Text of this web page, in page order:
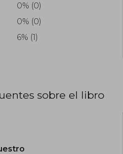
0% (0)
0% (0)
6% (1)
sobre el libro